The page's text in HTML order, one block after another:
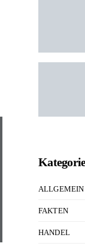
ALLGEMEIN
FAKTEN
HANDEL